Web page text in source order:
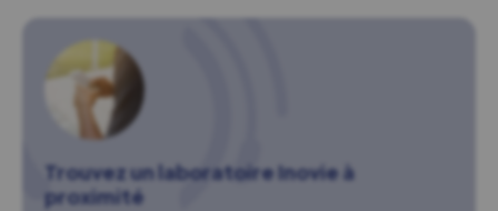
Trouvez un laboratoire Inovie à
proximité